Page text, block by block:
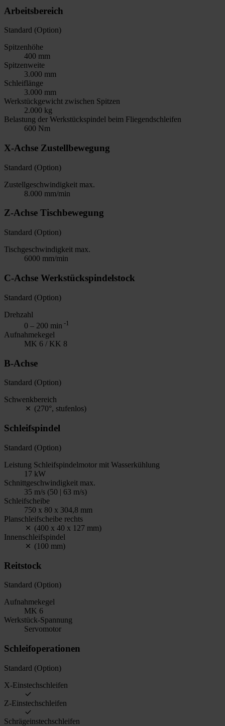
Arbeitsbereich
Standard (Option)
Spitzenhöhe
400 mm
Spitzenweite
3.000 mm
Schleiflänge
3.000 mm
Werkstückgewicht zwischen Spitzen
2.000 kg
Belastung der Werkstückspindel beim Fliegendschleifen
600 Nm
X-Achse Zustellbewegung
Standard (Option)
Zustellgeschwindigkeit max.
8.000 mm/min
Z-Achse Tischbewegung
Standard (Option)
Tischgeschwindigkeit max.
6000 mm/min
C-Achse Werkstückspindelstock
Standard (Option)
Drehzahl
0 – 200 min -1
Aufnahmekegel
MK 6 / KK 8
B-Achse
Standard (Option)
Schwenkbereich
(270°, stufenlos)
Schleifspindel
Standard (Option)
Leistung Schleifspindelmotor mit Wasserkühlung
17 kW
Schnittgeschwindigkeit max.
35 m/s (50 | 63 m/s)
Schleifscheibe
750 x 80 x 304,8 mm
Planschleifscheibe rechts
(400 x 40 x 127 mm)
Innenschleifspindel
(100 mm)
Reitstock
Standard (Option)
Aufnahmekegel
MK 6
Werkstück-Spannung
Servomotor
Schleifoperationen
Standard (Option)
X-Einstechschleifen
Z-Einstechschleifen
Schrägeinstechschleifen